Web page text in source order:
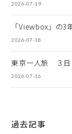
2026-07-19
「Viewbox」の3
2026-07-18
東京一人旅 ３日
2026-07-16
過去記事